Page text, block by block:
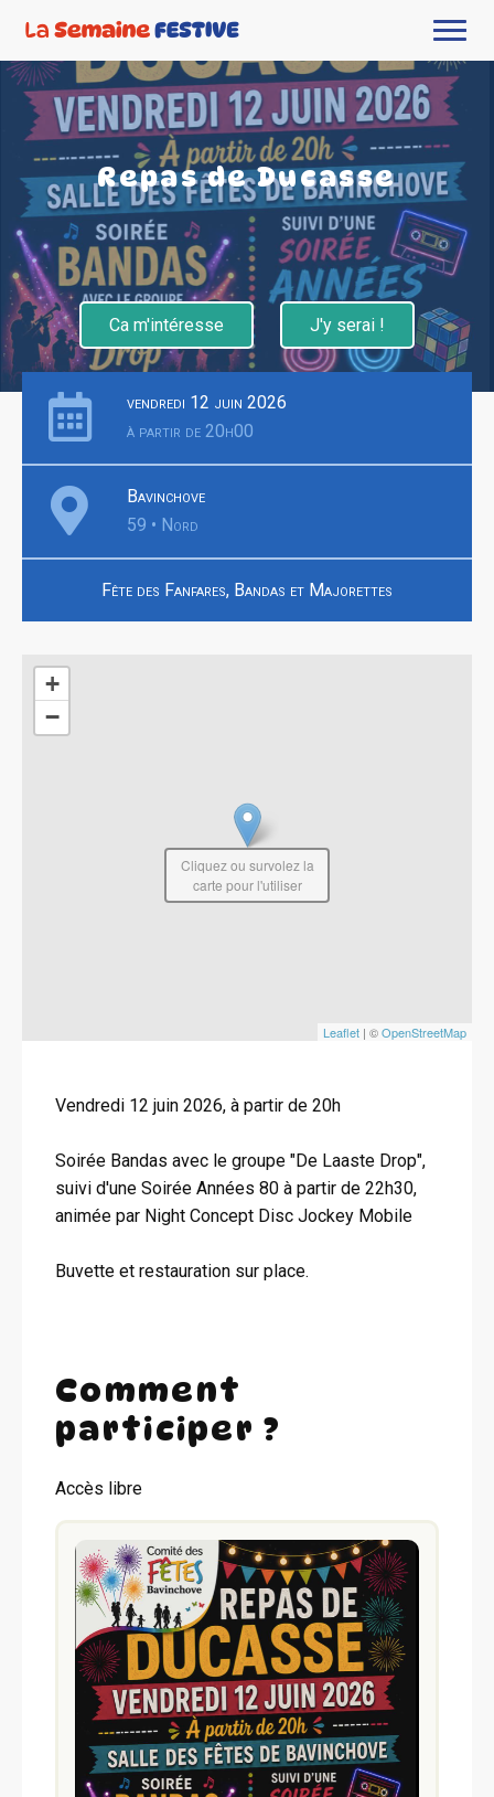
Repas de Ducasse
Ca m'intéresse J'y serai !
vendredi 12 juin 2026
à partir de 20h00
Bavinchove
59 • Nord
Fête des Fanfares, Bandas et Majorettes
+
−
Leaflet | ©OpenStreetMap
Cliquez ou survolez la
carte pour l'utiliser
Vendredi 12 juin 2026, à partir de 20h
Soirée Bandas avec le groupe "De Laaste Drop",
suivi d'une Soirée Années 80 à partir de 22h30,
animée par Night Concept Disc Jockey Mobile
Buvette et restauration sur place.
Comment
participer ?
Accès libre